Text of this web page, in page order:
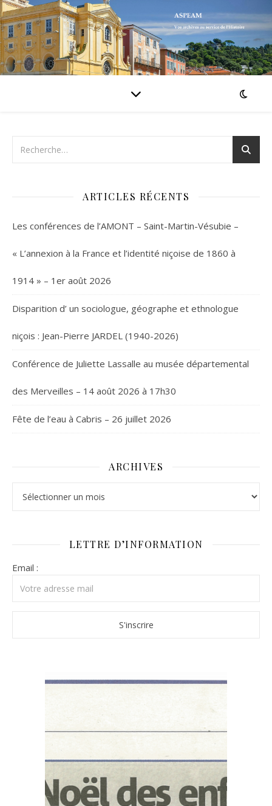
ARTICLES RÉCENTS
Les conférences de l’AMONT – Saint-Martin-Vésubie –
« L’annexion à la France et l’identité niçoise de 1860 à
1914 » – 1er août 2026
Disparition d’ un sociologue, géographe et ethnologue
niçois : Jean-Pierre JARDEL (1940-2026)
Conférence de Juliette Lassalle au musée départemental
des Merveilles – 14 août 2026 à 17h30
Fête de l’eau à Cabris – 26 juillet 2026
ARCHIVES
LETTRE D’INFORMATION
Email :